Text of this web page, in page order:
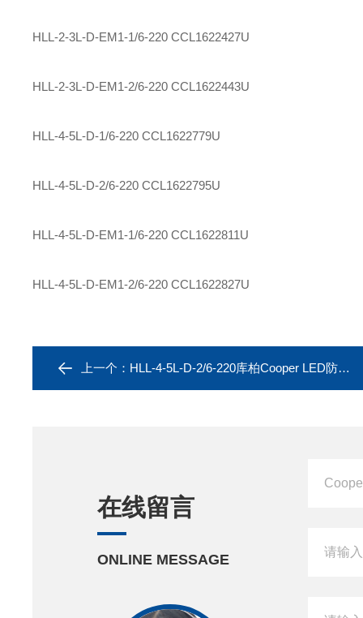
HLL-2-3L-D-EM1-1/6-220 CCL1622427U
HLL-2-3L-D-EM1-2/6-220 CCL1622443U
HLL-4-5L-D-1/6-220 CCL1622779U
HLL-4-5L-D-2/6-220 CCL1622795U
HLL-4-5L-D-EM1-1/6-220 CCL1622811U
HLL-4-5L-D-EM1-2/6-220 CCL1622827U
上一个： HLL-4-5L-D-2/6-220库柏Cooper LED防爆灯HLL-4-5L-D-1/6-220
在线留言
ONLINE MESSAGE